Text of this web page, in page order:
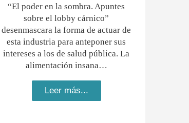
“El poder en la sombra. Apuntes
sobre el lobby cárnico”
desenmascara la forma de actuar de
esta industria para anteponer sus
intereses a los de salud pública. La
alimentación insana…
Leer más...